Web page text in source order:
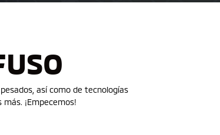
así como de tecnologías
¡Empecemos!